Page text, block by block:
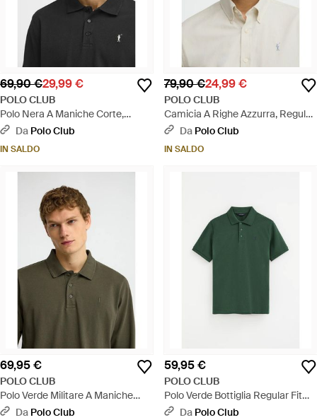
69,90 €29,99 €
POLO CLUB
Polo Nera A Maniche Corte,
Regular Fit Con Ricamo Rigby Go
Da Polo Club
IN SALDO
79,90 €24,99 €
POLO CLUB
Camicia A Righe Azzurra, Regular
Fit, Maniche Lunghe Con Ricamo
Da Polo Club
IN SALDO
69,95 €
POLO CLUB
Polo Verde Militare A Maniche
Lunghe Con Ricamo Rigby Go -
Da Polo Club
59,95 €
POLO CLUB
Polo Verde Bottiglia Regular Fit
Con Ricamo Rigby Go - Verde
Da Polo Club